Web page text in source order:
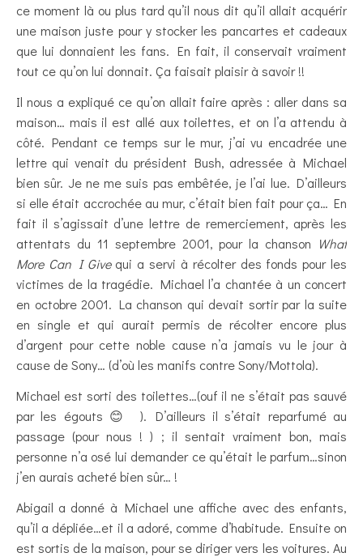
ce moment là ou plus tard qu’il nous dit qu’il allait acquérir
une maison juste pour y stocker les pancartes et cadeaux
que lui donnaient les fans. En fait, il conservait vraiment
tout ce qu’on lui donnait. Ça faisait plaisir à savoir !!
Il nous a expliqué ce qu’on allait faire après : aller dans sa
maison… mais il est allé aux toilettes, et on l’a attendu à
côté. Pendant ce temps sur le mur, j’ai vu encadrée une
lettre qui venait du président Bush, adressée à Michael
bien sûr. Je ne me suis pas embêtée, je l’ai lue. D’ailleurs
si elle était accrochée au mur, c’était bien fait pour ça… En
fait il s’agissait d’une lettre de remerciement, après les
attentats du 11 septembre 2001, pour la chanson What
More Can I Givequi a servi à récolter des fonds pour les
victimes de la tragédie. Michael l’a chantée à un concert
en octobre 2001. La chanson qui devait sortir par la suite
en single et qui aurait permis de récolter encore plus
d’argent pour cette noble cause n’a jamais vu le jour à
cause de Sony… (d’où les manifs contre Sony/Mottola).
Michael est sorti des toilettes…(ouf il ne s’était pas sauvé
par les égouts 😊 ). D’ailleurs il s’était reparfumé au
passage (pour nous ! ) ; il sentait vraiment bon, mais
personne n’a osé lui demander ce qu’était le parfum…sinon
j’en aurais acheté bien sûr… !
Abigail a donné à Michael une affiche avec des enfants,
qu’il a dépliée…et il a adoré, comme d’habitude. Ensuite on
est sortis de la maison, pour se diriger vers les voitures. Au